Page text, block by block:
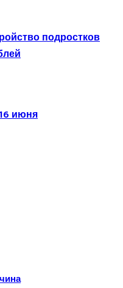
подростков
июня